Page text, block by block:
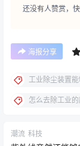
还没有人赞赏，
海报分享
工业除尘装置
怎么去除工业
潮流 科技